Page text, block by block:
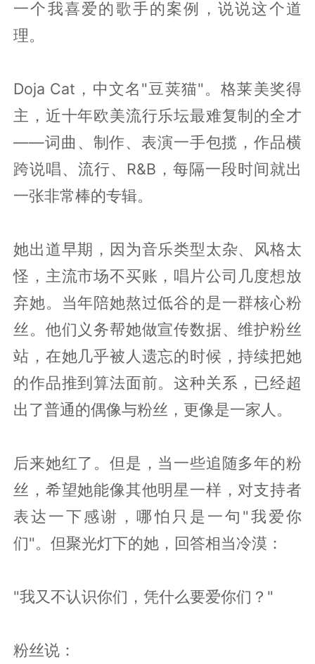
一个我喜爱的歌手的案例，说说这个道
理。
Doja Cat，中文名"豆荚猫"。格莱美奖得
主，近十年欧美流行乐坛最难复制的全才
——词曲、制作、表演一手包揽，作品横
跨说唱、流行、R&B，每隔一段时间就出
一张非常棒的专辑。
她出道早期，因为音乐类型太杂、风格太
怪，主流市场不买账，唱片公司几度想放
弃她。当年陪她熬过低谷的是一群核心粉
丝。他们义务帮她做宣传数据、维护粉丝
站，在她几乎被人遗忘的时候，持续把她
的作品推到算法面前。这种关系，已经超
出了普通的偶像与粉丝，更像是一家人。
后来她红了。但是，当一些追随多年的粉
丝，希望她能像其他明星一样，对支持者
表达一下感谢，哪怕只是一句"我爱你
们"。但聚光灯下的她，回答相当冷漠：
"我又不认识你们，凭什么要爱你们？"
粉丝说：